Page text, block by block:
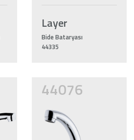
Layer
Bide Bataryası
44335
44076